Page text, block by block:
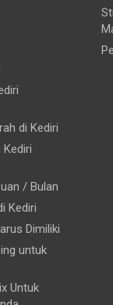
di Kediri
/ Bulan
Kediri
Dimiliki
untuk
Untuk